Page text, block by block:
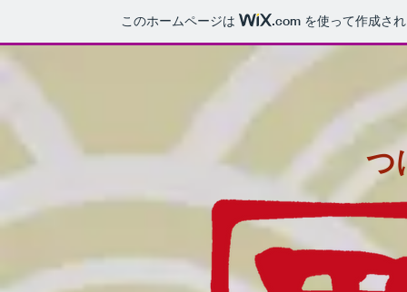
このホームページは .com を使って作成さ
つ